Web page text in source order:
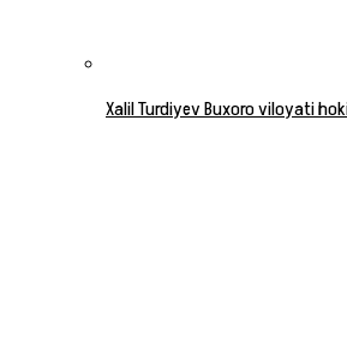
Xalil Turdiyev Buxoro viloyati